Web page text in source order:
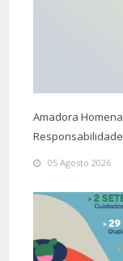
Amadora
05 Agosto 2026